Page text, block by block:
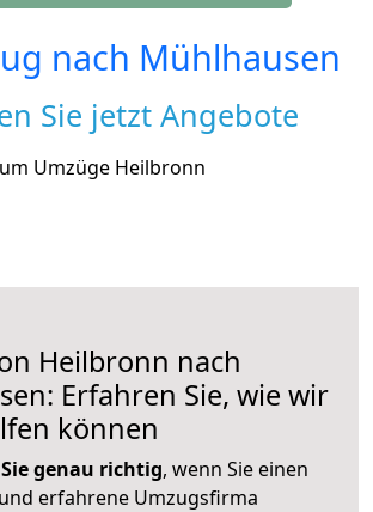
nach Mühlhausen
Sie jetzt Angebote
Heilbronn nach
Erfahren Sie, wie wir
können
genau richtig, wenn Sie einen
erfahrene Umzugsfirma